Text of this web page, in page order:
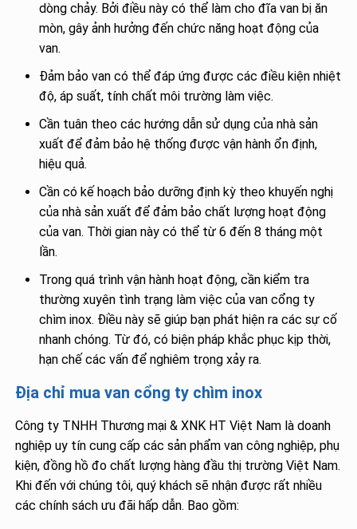
dòng chảy. Bởi điều này có thể làm cho đĩa van bị ăn
mòn, gây ảnh hưởng đến chức năng hoạt động của
van.
Đảm bảo van có thể đáp ứng được các điều kiện nhiệt
độ, áp suất, tính chất môi trường làm việc.
Cần tuân theo các hướng dẫn sử dụng của nhà sản
xuất để đảm bảo hệ thống được vận hành ổn định,
hiệu quả.
Cần có kế hoạch bảo dưỡng định kỳ theo khuyến nghị
của nhà sản xuất để đảm bảo chất lượng hoạt động
của van. Thời gian này có thể từ 6 đến 8 tháng một
lần.
Trong quá trình vận hành hoạt động, cần kiểm tra
thường xuyên tình trạng làm việc của van cổng ty
chìm inox. Điều này sẽ giúp bạn phát hiện ra các sự cố
nhanh chóng. Từ đó, có biện pháp khắc phục kịp thời,
hạn chế các vấn để nghiêm trọng xảy ra.
Địa chỉ mua van cổng ty chìm inox
Công ty TNHH Thương mại & XNK HT Việt Nam là doanh
nghiệp uy tín cung cấp các sản phẩm van công nghiệp, phụ
kiện, đồng hồ đo chất lượng hàng đầu thị trường Việt Nam.
Khi đến với chúng tôi, quý khách sẽ nhận được rất nhiều
các chính sách ưu đãi hấp dẫn. Bao gồm: